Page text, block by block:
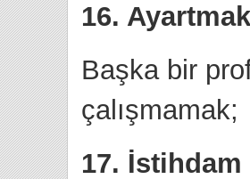
16. Ayartmak
Başka bir
çalışmamak;
17. İstihdam